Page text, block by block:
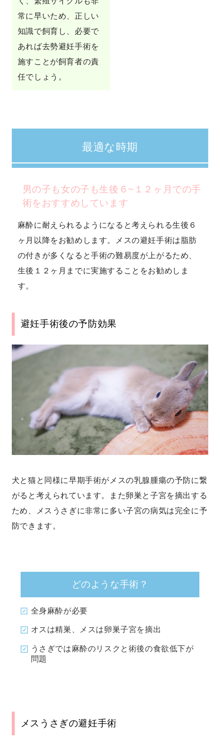
常に早いため、正しい
知識で飼育し、必要で
あれば去勢避妊手術を
施すことが飼育者の責
任でしょう。
最適な時期
男の子も女の子も生後６~１２ヶ月での手
術をおすすめしています
麻酔に耐えられるようになると考えられる生後６
ヶ月以降をお勧めします。メスの避妊手術は脂肪
の付きが多くなると手術の難易度が上がるため、
生後１２ヶ月までに実施することをお勧めしま
す。
避妊手術後の予防効果
犬と猫と同様に早期手術がメスの乳腺腫瘍の予防に繋
がると考えられています。また卵巣と子宮を摘出する
ため、メスうさぎに非常に多い子宮の病気は完全に予
防できます。
どのような手術？
全身麻酔が必要
オスは精巣、メスは卵巣子宮を摘出
うさぎでは麻酔のリスクと術後の食欲低下が
問題
メスうさぎの避妊手術